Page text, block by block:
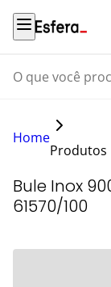
O que você
Home
Produtos
Bule Inox
61570/100